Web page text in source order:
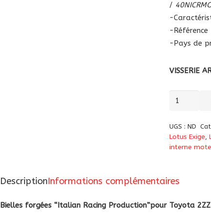
/
-
-
-Pays de
VISSERIE
quantité
forgées
“ItalianRP”
2ZZ
UGS : ND
Lotus Exige,
interne
DescriptionInformations complémentaires
Bielles forgées “Italian Racing Production”pour Toyota